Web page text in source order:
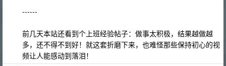
------
前几天本站还看到个上班经验帖子：做事太积极，结果越做越
多，还不得不到好！就这套折磨下来，也难怪那些保持初心的视
频让人能感动到落泪！